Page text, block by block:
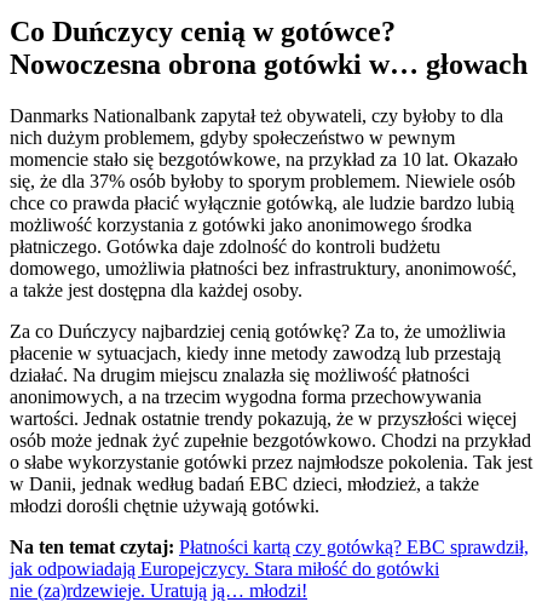
Co Duńczycy cenią w gotówce?
Nowoczesna obrona gotówki w… głowach
Danmarks Nationalbank zapytał też obywateli, czy byłoby to dla
nich dużym problemem, gdyby społeczeństwo w pewnym
momencie stało się bezgotówkowe, na przykład za 10 lat. Okazało
się, że dla 37% osób byłoby to sporym problemem. Niewiele osób
chce co prawda płacić wyłącznie gotówką, ale ludzie bardzo lubią
możliwość korzystania z gotówki jako anonimowego środka
płatniczego. Gotówka daje zdolność do kontroli budżetu
domowego, umożliwia płatności bez infrastruktury, anonimowość,
a także jest dostępna dla każdej osoby.
Za co Duńczycy najbardziej cenią gotówkę? Za to, że umożliwia
płacenie w sytuacjach, kiedy inne metody zawodzą lub przestają
działać. Na drugim miejscu znalazła się możliwość płatności
anonimowych, a na trzecim wygodna forma przechowywania
wartości. Jednak ostatnie trendy pokazują, że w przyszłości więcej
osób może jednak żyć zupełnie bezgotówkowo. Chodzi na przykład
o słabe wykorzystanie gotówki przez najmłodsze pokolenia. Tak jest
w Danii, jednak według badań EBC dzieci, młodzież, a także
młodzi dorośli chętnie używają gotówki.
Na ten temat czytaj: Płatności kartą czy gotówką? EBC sprawdził,
jak odpowiadają Europejczycy. Stara miłość do gotówki
nie (za)rdzewieje. Uratują ją… młodzi!